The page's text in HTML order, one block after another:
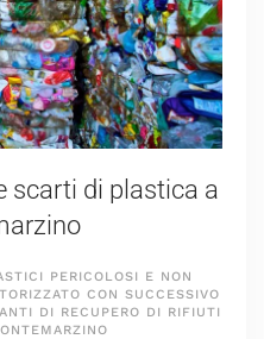
scarti di plastica a
PERICOLOSI E NON
CON SUCCESSIVO
DI RECUPERO DI RIFIUTI